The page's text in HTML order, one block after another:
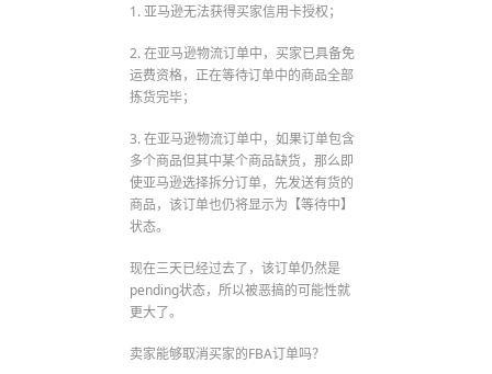
1. 亚马逊无法获得买家信用卡授权；
2. 在亚马逊物流订单中，买家已具备免
运费资格，正在等待订单中的商品全部
拣货完毕；
3. 在亚马逊物流订单中，如果订单包含
多个商品但其中某个商品缺货，那么即
使亚马逊选择拆分订单，先发送有货的
商品，该订单也仍将显示为【等待中】
状态。
现在三天已经过去了，该订单仍然是
pending状态，所以被恶搞的可能性就
更大了。
卖家能够取消买家的FBA订单吗？